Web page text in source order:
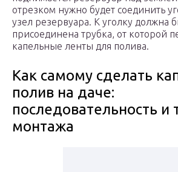
отрезком нужно будет соединить
узел резервуара. К уголку должна
присоединена трубка, от которой
капельные ленты для полива.
Как самому сделать
полив на даче:
последовательность и
монтажа